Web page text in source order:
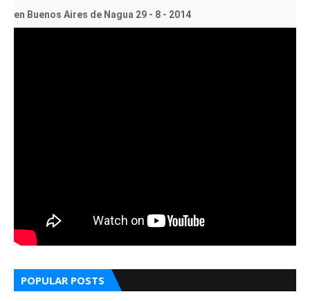
en Buenos Aires de Nagua 29 - 8 - 2014
POPULAR POSTS